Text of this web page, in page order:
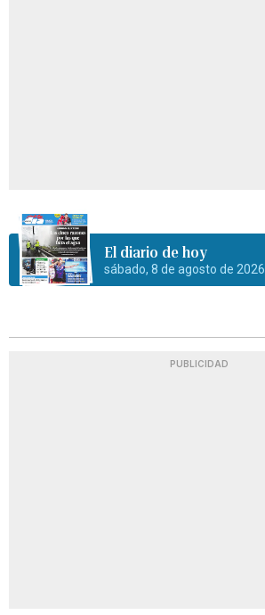
El diario de hoy
sábado, 8 de agosto de 2026
PUBLICIDAD